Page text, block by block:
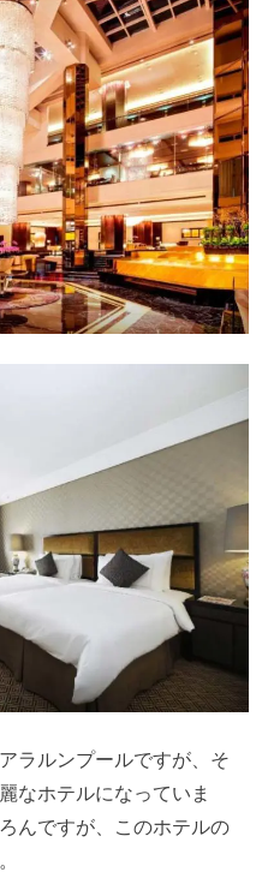
ラルンプールですが、そ
なホテルになっていま
んですが、このホテルの